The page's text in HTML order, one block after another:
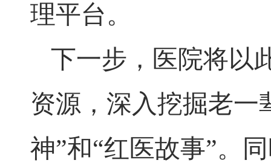
理平台。
下一步，医院将以
资源，深入挖掘老一
神”和“红医故事”。